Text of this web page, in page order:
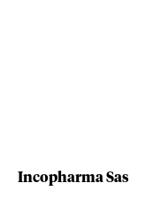
Incopharma Sas